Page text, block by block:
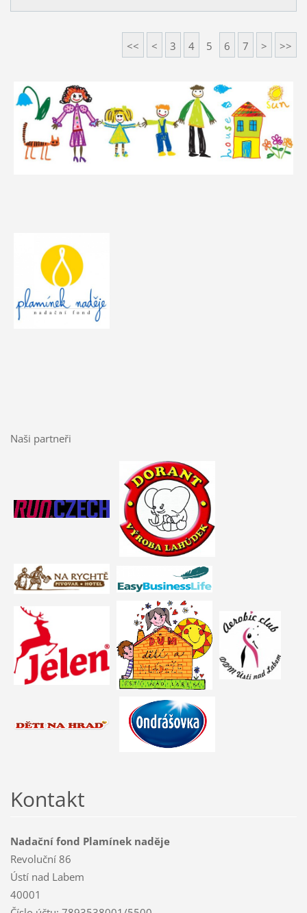
<< < 3 4 5 6 7 > >>
Naši partneři
Kontakt
Nadační fond Plamínek naděje
Revoluční 86
Ústí nad Labem
40001